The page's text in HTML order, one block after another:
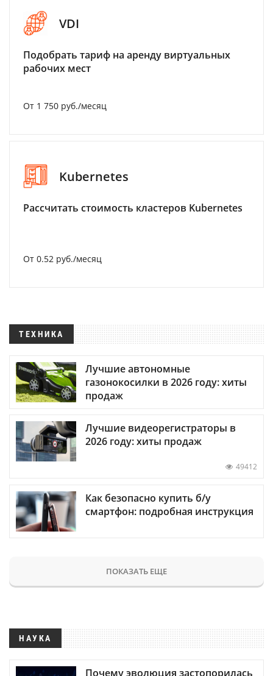
VDI
Подобрать тариф на аренду виртуальных
рабочих мест
От 1 750 руб./месяц
Kubernetes
Рассчитать стоимость кластеров Kubernetes
От 0.52 руб./месяц
ТЕХНИКА
Лучшие автономные
газонокосилки в 2026 году: хиты
продаж
Лучшие видеорегистраторы в
2026 году: хиты продаж
49412
Как безопасно купить б/у
смартфон: подробная инструкция
ПОКАЗАТЬ ЕЩЕ
НАУКА
Почему эволюция застопорилась